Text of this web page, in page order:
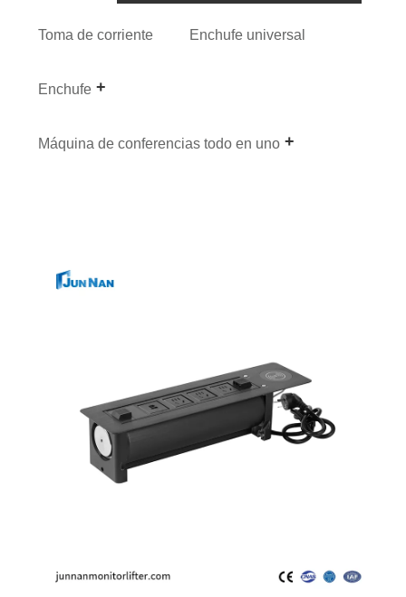
Toma de corriente Enchufe universal
Enchufe
Máquina de conferencias todo en uno